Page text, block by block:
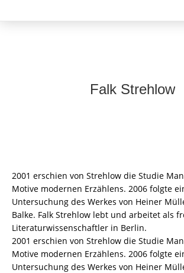
Falk Strehlow
2001 erschien von Strehlow die Studie
Motive modernen Erzählens. 2006 folgte
Untersuchung des Werkes von Heiner
Balke. Falk Strehlow lebt und arbeitet als
Literaturwissenschaftler in Berlin.
2001 erschien von Strehlow die Studie
Motive modernen Erzählens. 2006 folgte
Untersuchung des Werkes von Heiner